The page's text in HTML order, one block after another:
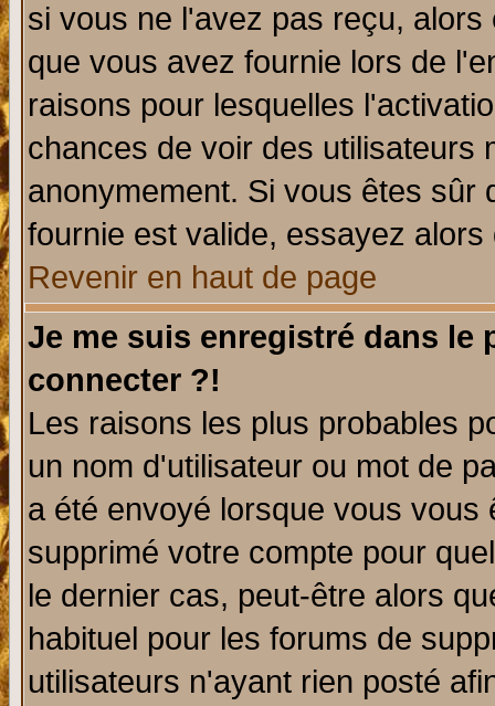
si vous ne l'avez pas reçu,
que vous avez fournie lors de
raisons pour lesquelles
chances de voir des utilisateurs
anonymement. Si vous êtes sûr
fournie est valide, essayez
Revenir en haut de page
Je me suis enregistré dans le
connecter ?!
Les raisons les plus probables
un nom d'utilisateur ou mot de
a été envoyé lorsque vous
supprimé votre compte pour
le dernier cas, peut-être alors
habituel pour les forums de
utilisateurs n'ayant rien posté